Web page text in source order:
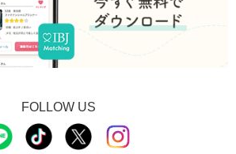
FOLLOW US